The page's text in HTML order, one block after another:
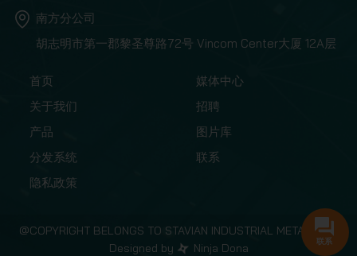
南方分公司
胡志明市第一郡黎圣尊路72号 Vincom Center大厦 12A层
首页
关于我们
产品
分发系统
隐私政策
媒体中心
招聘
图片库
联系
@COPYRIGHT BELONGS TO STAVIAN INDUSTRIAL METAL.,JSC
Designed by
Ninja Dona 联系